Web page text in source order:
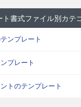
ト書式ファイル別カテ
ンプレート
プレート
トのテンプレート